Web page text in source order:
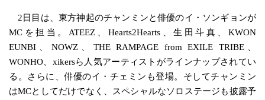
2日目は、東方神起のチャンミンと俳優のイ・ソンギョンが
MCを担当。ATEEZ、Hearts2Hearts、生田斗真、KWON
EUNBI、NOWZ、THE RAMPAGE from EXILE TRIBE、
WONHO、xikersら人気アーティストがラインナップされてい
る。さらに、俳優のイ・チェミンも登場。そしてチャンミン
はMCとしてだけでなく、スペシャルなソロステージも披露予